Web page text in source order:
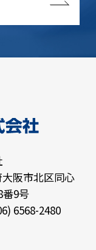
阪市北区同心
番9号
6568-2480